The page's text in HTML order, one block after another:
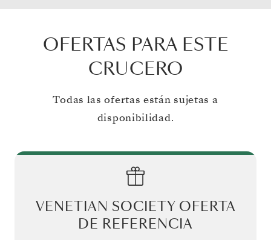
OFERTAS PARA ESTE
CRUCERO
Todas las ofertas están sujetas a
disponibilidad.
VENETIAN SOCIETY OFERTA
DE REFERENCIA